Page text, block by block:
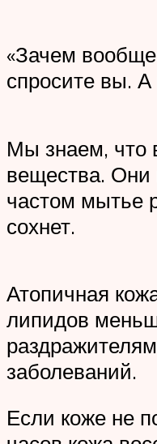
«Зачем
спросите вы.
Мы знаем, что
вещества. Они
частом мытье
сохнет.
Атопичная
липидов
заболеваний.
Если коже не